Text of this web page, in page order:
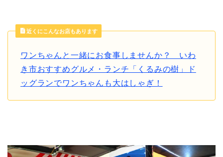
近くにこんなお店もあります
ワンちゃんと一緒にお食事しませんか？ いわ
き市おすすめグルメ・ランチ「くるみの樹」ド
ッグランでワンちゃんも大はしゃぎ！